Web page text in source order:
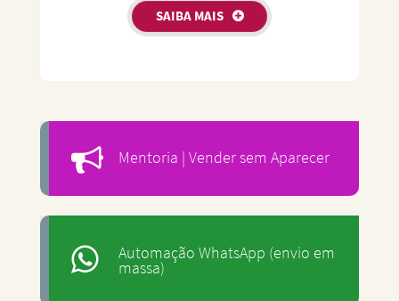
SAIBA MAIS
Mentoria | Vender sem Aparecer
Automação WhatsApp (envio em
massa)